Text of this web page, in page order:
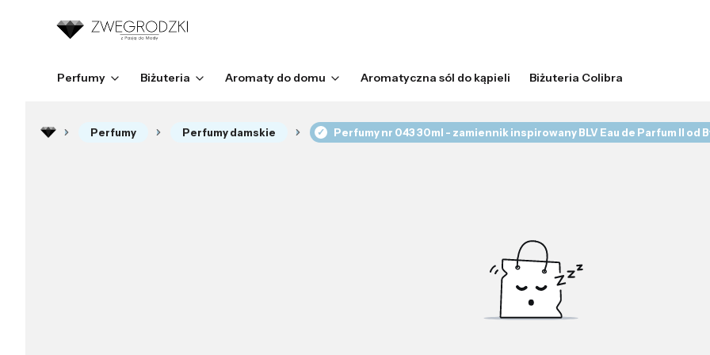
Perfumy Biżuteria Aromaty do domu Aromatyczna sól do kąpieli Biżuteria Colibra
Perfumy Perfumy damskie Perfumy nr 043 30ml - zamiennik inspirowany BLV Eau de Parfum II od